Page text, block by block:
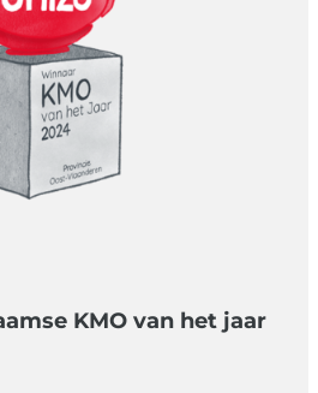
KMO van het jaar